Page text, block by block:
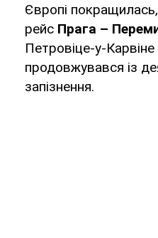
Європі
рейс Прага –
Петровіце-у-
продовжувався із
запізнення.